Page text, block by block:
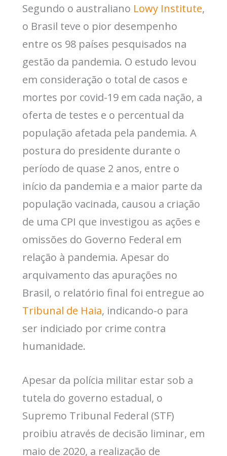
Segundo o australiano Lowy Institute,
o Brasil teve o pior desempenho
entre os 98 países pesquisados na
gestão da pandemia. O estudo levou
em consideração o total de casos e
mortes por covid-19 em cada nação, a
oferta de testes e o percentual da
população afetada pela pandemia. A
postura do presidente durante o
período de quase 2 anos, entre o
início da pandemia e a maior parte da
população vacinada, causou a criação
de uma CPI que investigou as ações e
omissões do Governo Federal em
relação à pandemia. Apesar do
arquivamento das apurações no
Brasil, o relatório final foi entregue ao
Tribunal de Haia, indicando-o para
ser indiciado por crime contra
humanidade.
Apesar da polícia militar estar sob a
tutela do governo estadual, o
Supremo Tribunal Federal (STF)
proibiu através de decisão liminar, em
maio de 2020, a realização de